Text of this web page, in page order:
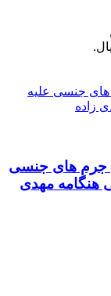
جرم های جنسی
هنگامه مهدی